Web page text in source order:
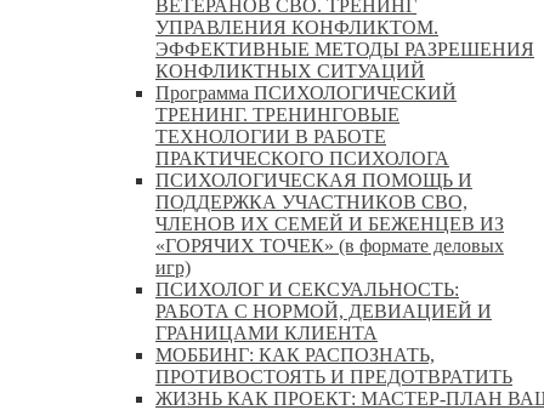
ВЕТЕРАНОВ СВО. ТРЕНИНГ
УПРАВЛЕНИЯ КОНФЛИКТОМ.
ЭФФЕКТИВНЫЕ МЕТОДЫ РАЗРЕШЕНИЯ
КОНФЛИКТНЫХ СИТУАЦИЙ
Программа ПСИХОЛОГИЧЕСКИЙ
ТРЕНИНГ. ТРЕНИНГОВЫЕ
ТЕХНОЛОГИИ В РАБОТЕ
ПРАКТИЧЕСКОГО ПСИХОЛОГА
ПСИХОЛОГИЧЕСКАЯ ПОМОЩЬ И
ПОДДЕРЖКА УЧАСТНИКОВ СВО,
ЧЛЕНОВ ИХ СЕМЕЙ И БЕЖЕНЦЕВ ИЗ
«ГОРЯЧИХ ТОЧЕК» (в формате деловых
игр)
ПСИХОЛОГ И СЕКСУАЛЬНОСТЬ:
РАБОТА С НОРМОЙ, ДЕВИАЦИЕЙ И
ГРАНИЦАМИ КЛИЕНТА
МОББИНГ: КАК РАСПОЗНАТЬ,
ПРОТИВОСТОЯТЬ И ПРЕДОТВРАТИТЬ
ЖИЗНЬ КАК ПРОЕКТ: МАСТЕР‑ПЛАН